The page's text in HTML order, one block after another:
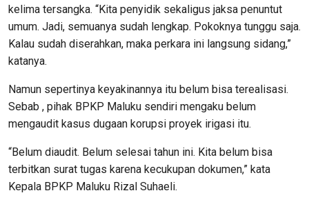
kelima tersangka. “Kita penyidik sekaligus jaksa penuntut
umum. Jadi, semuanya sudah lengkap. Pokoknya tunggu saja.
Kalau sudah diserahkan, maka perkara ini langsung sidang,”
katanya.
Namun sepertinya keyakinannya itu belum bisa terealisasi.
Sebab , pihak BPKP Maluku sendiri mengaku belum
mengaudit kasus dugaan korupsi proyek irigasi itu.
“Belum diaudit. Belum selesai tahun ini. Kita belum bisa
terbitkan surat tugas karena kecukupan dokumen,” kata
Kepala BPKP Maluku Rizal Suhaeli.